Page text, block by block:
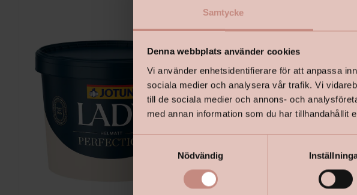
Samtycke
Denna webbplats använder cookies
Vi använder enhetsidentifierare för att anpassa
sociala medier och analysera vår trafik. Vi
till de sociala medier och annons- och
med annan information som du har tillhandahållit
a
Nödvändig